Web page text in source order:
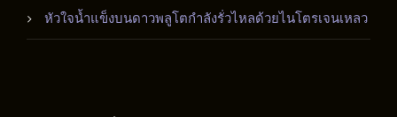
หัวใจน้ำแข็งบนดาวพลูโตกำลังรั่วไหลด้วยไนโตรเจนเหลว